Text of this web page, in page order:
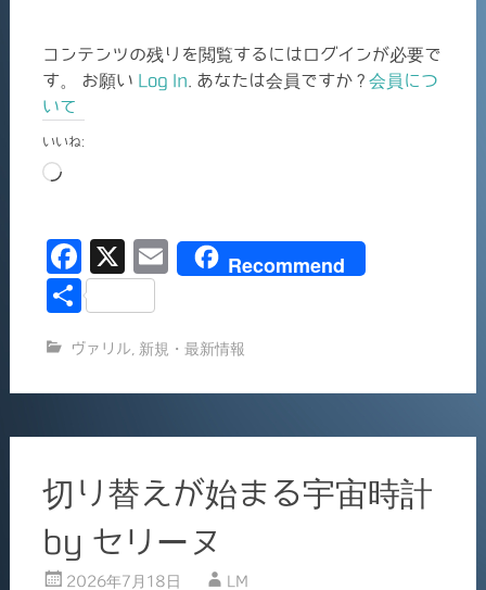
コンテンツの残りを閲覧するにはログインが必要で
す。 お願い Log In . あなたは会員ですか ? 会員につ
いて
いいね:
読
み
中…
F
a
e
b
o
k
X
E
l
Recommend
共
ヴァリル 新規・最新情報
切り替えが始まる宇宙時計
by セリーヌ
2026年7月18日 LM